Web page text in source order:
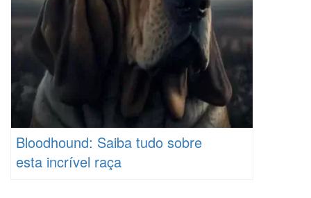
Bloodhound: Saiba tudo sobre
esta incrível raça